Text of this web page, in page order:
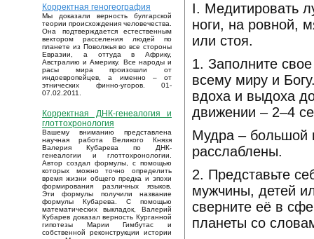
Корректная геногеография
Мы доказали верность булгарской
теории происхождения человечества.
Она подтверждается естественным
вектором расселения людей по
планете из Поволжья во все стороны
Евразии, а оттуда в Африку,
Австралию и Америку. Все народы и
расы мира произошли от
индоевропейцев, а именно – от
этнических финно-угоров. 01-
07.02.2011.
Корректная ДНК-генеалогия и
глоттохронология
Вашему вниманию представлена
научная работа Великого Князя
Валерия Кубарева по ДНК-
генеалогии и глоттохронологии.
Автор создал формулы, с помощью
которых можно точно определить
время жизни общего предка и эпохи
формирования различных языков.
Эти формулы получили название
формулы Кубарева. С помощью
математических выкладок, Валерий
Кубарев доказал верность Курганной
гипотезы Марии Гимбутас и
собственной реконструкции истории
I. Медитировать
ноги, на ровной,
или стоя.
1. Заполните
всему миру и
вдоха и выдоха
движении – 2–4
Мудра – большой
расслаблены.
2. Представьте
мужчины, детей
сверните её в
планеты со